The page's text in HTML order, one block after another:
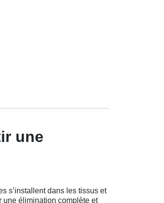
une
s’installent dans les tissus et
une élimination complète et